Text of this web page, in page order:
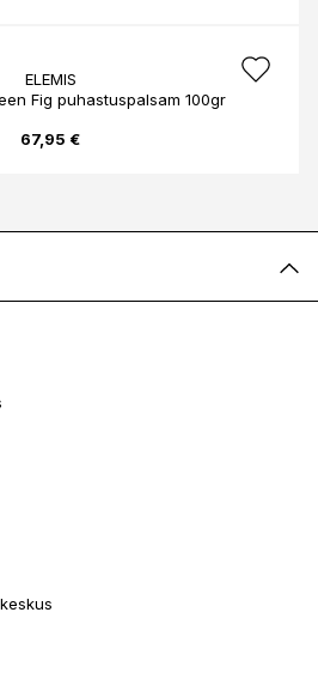
ELEMIS
Fig puhastuspalsam 100gr
67,95 €